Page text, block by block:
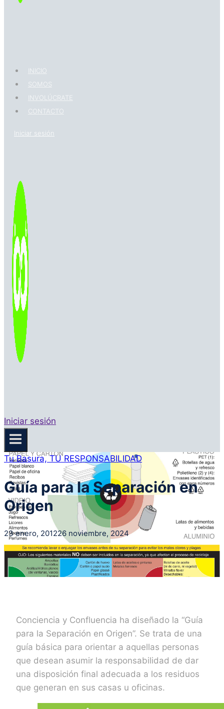
INICIO
SOMOS
INVOLÚCRATE
CONTACTO
Iniciar sesión
Iniciar sesión
Tu Basura, TU RESPONSABILIDAD
Guía para la Separación en
Origen
23 enero, 201226 noviembre, 2024
Conciencia y Confluencia ha diseñado la “Guía
para la Separación en Origen”. Se trata de una
guía básica para orientar a aquellas personas
que desean asumir la responsabilidad de dar
una disposición final adecuada a los residuos
que generan en sus casas u oficinas.